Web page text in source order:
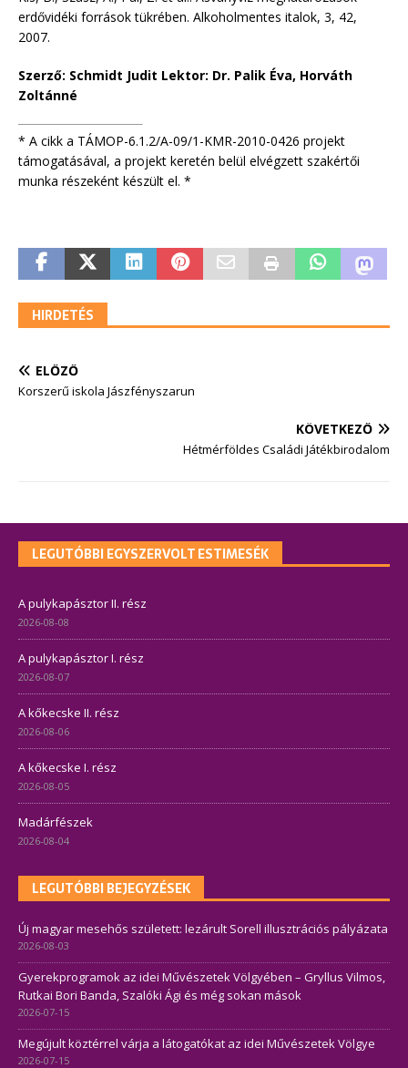
erdővidéki források tükrében. Alkoholmentes italok, 3, 42,
2007.
Szerző: Schmidt Judit Lektor: Dr. Palik Éva, Horváth
Zoltánné
* A cikk a TÁMOP-6.1.2/A-09/1-KMR-2010-0426 projekt
támogatásával, a projekt keretén belül elvégzett szakértői
munka részeként készült el. *
HIRDETÉS
ELŐZŐ
Korszerű iskola Jászfényszarun
KÖVETKEZŐ
Hétmérföldes Családi Játékbirodalom
LEGUTÓBBI EGYSZERVOLT ESTIMESÉK
A pulykapásztor II. rész
2026-08-08
A pulykapásztor I. rész
2026-08-07
A kőkecske II. rész
2026-08-06
A kőkecske I. rész
2026-08-05
Madárfészek
2026-08-04
LEGUTÓBBI BEJEGYZÉSEK
Új magyar mesehős született: lezárult Sorell illusztrációs pályázata
2026-08-03
Gyerekprogramok az idei Művészetek Völgyében – Gryllus Vilmos,
Rutkai Bori Banda, Szalóki Ági és még sokan mások
2026-07-15
Megújult köztérrel várja a látogatókat az idei Művészetek Völgye
2026-07-15